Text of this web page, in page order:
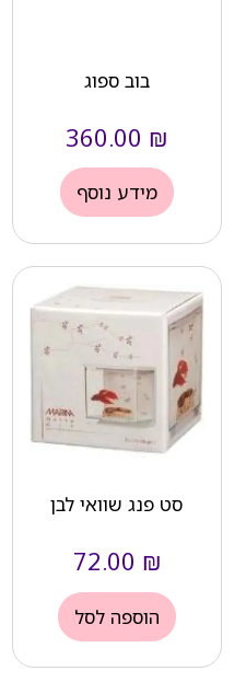
בוב ספוג
₪
מידע נוסף
סט פנג שוואי לבן
₪
הוספה לסל